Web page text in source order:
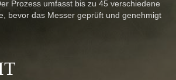
Prozess umfasst bis zu 45 verschiedene
bevor das Messer geprüft und genehmigt